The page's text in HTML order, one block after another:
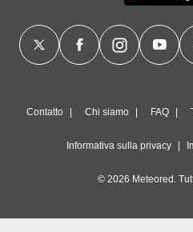
Contatto Chi siamo FAQ
Informativa sulla privacy
© 2026 Meteored.